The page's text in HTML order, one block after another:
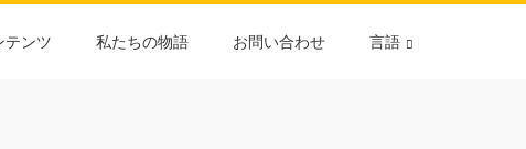
テンツ 私たちの物語 お問い合わせ 言語